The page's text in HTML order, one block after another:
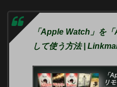
「Apple Watch」を
して使う方法 |
「
リ